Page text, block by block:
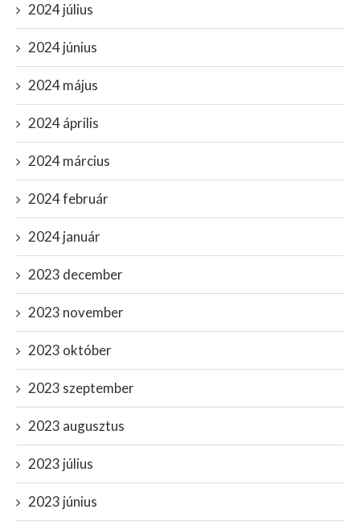
2024 július
2024 június
2024 május
2024 április
2024 március
2024 február
2024 január
2023 december
2023 november
2023 október
2023 szeptember
2023 augusztus
2023 július
2023 június